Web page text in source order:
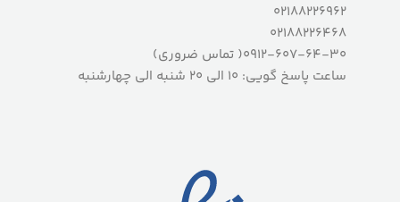
02188226962
02188226468
0912-607-64-30( تماس ضروری)
ساعت پاسخ گویی: 10 الی 20 شنبه الی چهارشنبه